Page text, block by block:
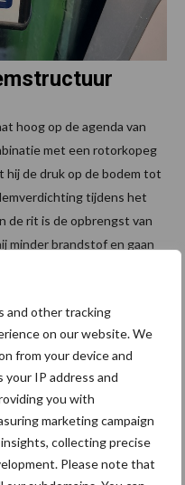
and other tracking
on our website. We
from your device and
your IP address and
you with
marketing campaign
collecting precise
Please note that
hoog op de agenda van
met een rotorkopeg
de druk op de bodem tot
tijdens het
de rit is de opbrengst van
minder brandstof en gaan
heeft nog geen
“Maar het is iets waar ik
bodemdruk te
van de vier tractoren
vierde zal binnenkort
de originele
het spuiten